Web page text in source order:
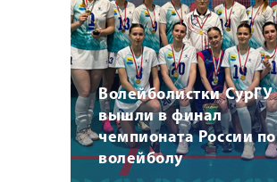
Волейболистки СурГУ
вышли в финал
чемпионата России по
волейболу